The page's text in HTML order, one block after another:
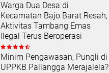
Warga Dua Desa di
Kecamatan Bajo Barat Resah,
Aktivitas Tambang Emas
Ilegal Terus Beroperasi
Minim Pengawasan, Pungli di
UPPKB Pallangga Merajalela?